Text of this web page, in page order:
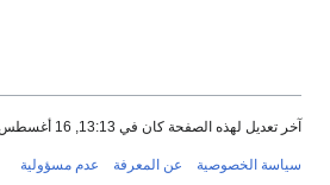
آخر تعديل لهذه الصفحة كان في 13:13, 16 أغسطس 2017.
سياسة الخصوصية عن المعرفة عدم مسؤولية